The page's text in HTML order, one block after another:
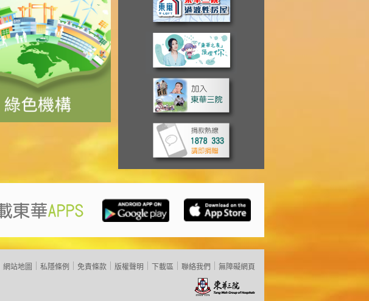
網站地圖 私隱條例 免責條款 版權聲明 下載區 聯絡我們 無障礙網頁